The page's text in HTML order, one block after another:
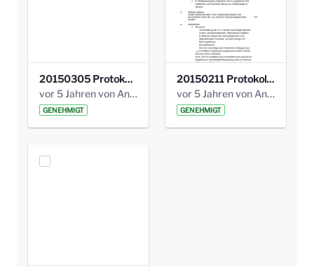
20150305 Protokoll Bismarckplatz _UrbanG_01.pdf
vor 5 Jahren von Anni Schlumberger
GENEHMIGT
20150211 Protokoll Bismarckplatz_Jugend_02b.pdf
vor 5 Jahren von Anni Schlumberger
GENEHMIGT